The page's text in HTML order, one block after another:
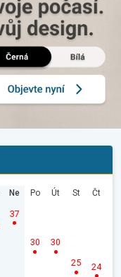
Ne
37
Po
30
Út
30
St
25
Čt
24